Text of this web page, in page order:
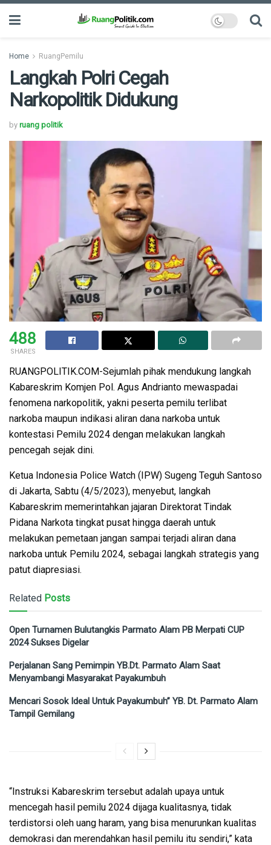
Home RuangPemilu
Langkah Polri Cegah
Narkopolitik Didukung
by ruang politik
488
SHARES
RUANGPOLITIK.COM-Sejumlah pihak mendukung langkah
Kabareskrim Komjen Pol. Agus Andrianto mewaspadai
fenomena narkopolitik, yakni peserta pemilu terlibat
narkoba maupun indikasi aliran dana narkoba untuk
kontestasi Pemilu 2024 dengan melakukan langkah
pencegah sejak dini.
Ketua Indonesia Police Watch (IPW) Sugeng Teguh Santoso
di Jakarta, Sabtu (4/5/2023), menyebut, langkah
Kabareskrim memerintahkan jajaran Direktorat Tindak
Pidana Narkota tingkat pusat hingga daerah untuk
melakukan pemetaan jangan sampai terjadi aliran dana
narkoba untuk Pemilu 2024, sebagai langkah strategis yang
patut diapresiasi.
Related Posts
Open Turnamen Bulutangkis Parmato Alam PB Merpati CUP
2024 Sukses Digelar
Perjalanan Sang Pemimpin YB.Dt. Parmato Alam Saat
Menyambangi Masyarakat Payakumbuh
Mencari Sosok Ideal Untuk Payakumbuh” YB. Dt. Parmato Alam
Tampil Gemilang
“Instruksi Kabareskrim tersebut adalah upaya untuk
mencegah hasil pemilu 2024 dijaga kualitasnya, tidak
terdistorsi oleh uang haram, yang bisa menurunkan kualitas
demokrasi dan merendahkan hasil pemilu itu sendiri,” kata